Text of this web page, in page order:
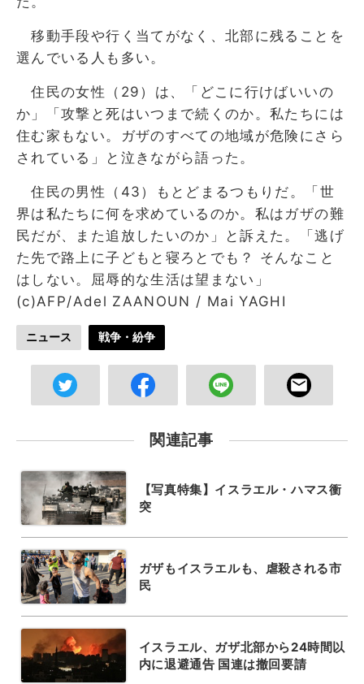
移動手段や行く当てがなく、北部に残ることを
選んでいる人も多い。
住民の女性（29）は、「どこに行けばいいの
か」「攻撃と死はいつまで続くのか。私たちには
住む家もない。ガザのすべての地域が危険にさら
されている」と泣きながら語った。
住民の男性（43）もとどまるつもりだ。「世
界は私たちに何を求めているのか。私はガザの難
民だが、また追放したいのか」と訴えた。「逃げ
た先で路上に子どもと寝ろとでも？ そんなこと
はしない。屈辱的な生活は望まない」
(c)AFP/Adel ZAANOUN / Mai YAGHI
ニュース 戦争・紛争
関連記事
【写真特集】イスラエル・ハマス衝
突
ガザもイスラエルも、虐殺される市
民
イスラエル、ガザ北部から24時間以
内に退避通告 国連は撤回要請